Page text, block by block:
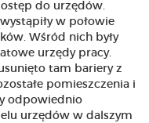
do urzędów.
w połowie
Wśród nich były
urzędy pracy.
tam bariery z
pomieszczenia i
odpowiednio
urzędów w dalszym